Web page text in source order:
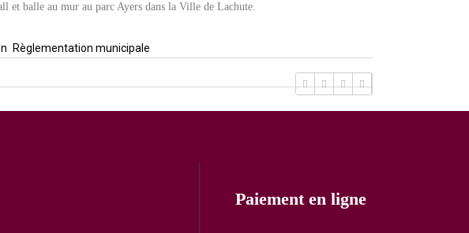
Règlementation municipale
et balle au mur au parc Ayers dans la Ville de Lachute.
Paiement en ligne